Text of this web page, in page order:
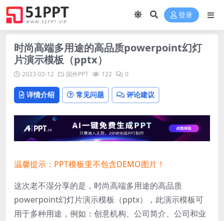
登录
时尚高端多用途的高品质powerpoint幻灯
片演示模板（pptx）
2023-02-12 国外PPT 122 0
详情介绍 常见问题 评论建议
温馨提示：PPT模板里不包含DEMO图片！
这次老不湿分享的是，时尚高端多用途的高品质
powerpoint幻灯片演示模板（pptx），此演示模板可
用于多种用途，例如：创意机构、公司简介、公司和业